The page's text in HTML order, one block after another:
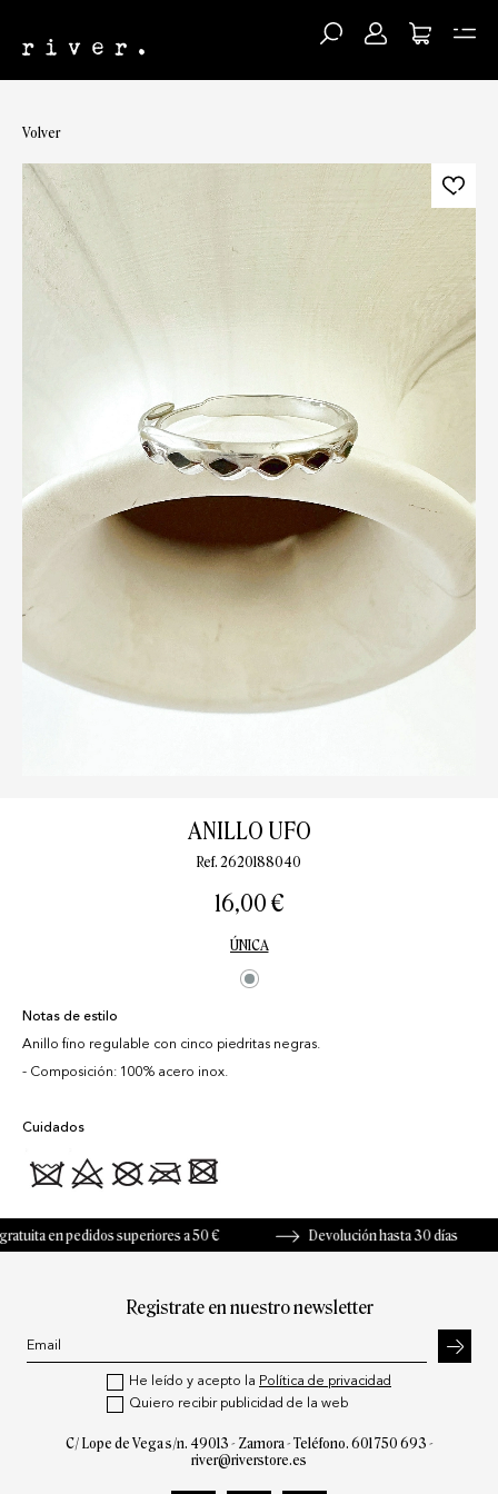
Volver
ANILLO UFO
Ref. 2620188040
16,00 €
ÚNICA
Notas de estilo
Anillo fino regulable con cinco piedritas negras.
Composición: 100% acero inox.
Cuidados
en pedidos superiores a 50 € Devolución hasta 30 días
Registrate en nuestro newsletter
He leído y acepto la Política de privacidad
Quiero recibir publicidad de la web
C/ Lope de Vega s/n. 49013 - Zamora - Teléfono. 601 750 693 -
river@riverstore.es